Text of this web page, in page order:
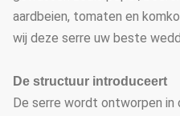
aardbeien, tomaten en
wij deze serre uw beste
De structuur introduceert
De serre wordt ontworpen in